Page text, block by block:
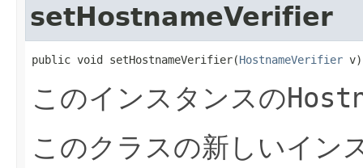
setHostnameVerifier
public void setHostnameVerifier​(HostnameVerifier v)
このインスタンスの
このクラスの新しいイン